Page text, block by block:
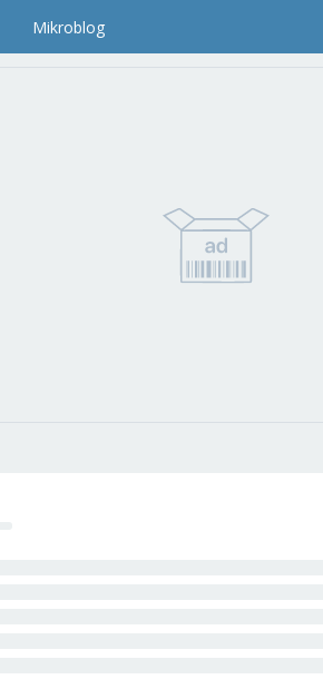
Mikroblog